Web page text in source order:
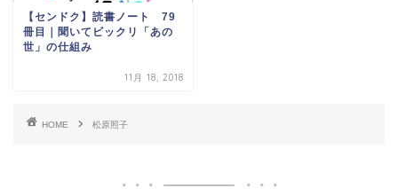
【センドク】読書ノート 79
冊目｜聞いてビックリ「あの
世」の仕組み
11月 18, 2018
HOME 松原照子